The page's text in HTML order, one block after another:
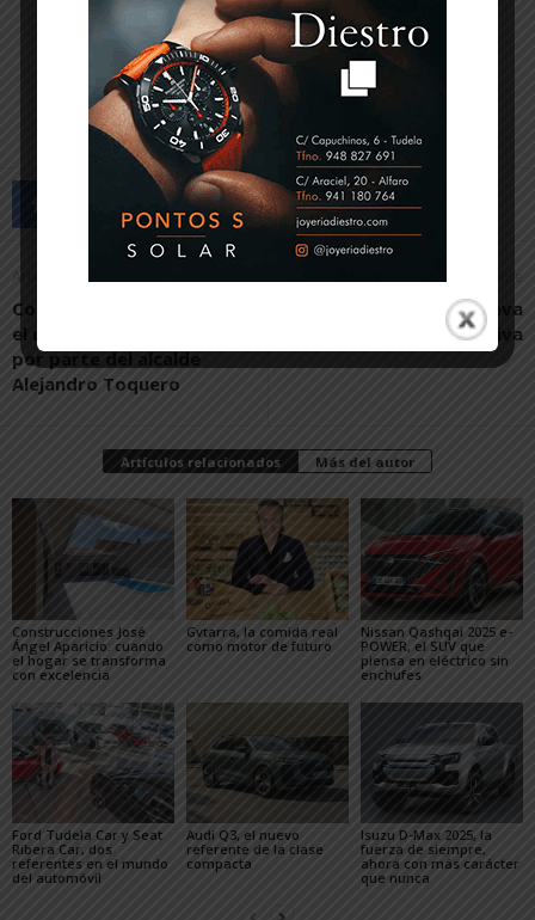
Artículo anterior
Contigo Tudela cuestiona
el uso de fondos públicos
por parte del alcalde
Alejandro Toquero
Artículo siguiente
Mañana arranca una nueva
temporada en Sendaviva
Artículos relacionados Más del autor
Construcciones José
Ángel Aparicio: cuando
el hogar se transforma
con excelencia
Gvtarra, la comida real
como motor de futuro
Nissan Qashqai 2025 e-
POWER, el SUV que
piensa en eléctrico sin
enchufes
Ford Tudela Car y Seat
Ribera Car, dos
referentes en el mundo
del automóvil
Audi Q3, el nuevo
referente de la clase
compacta
Isuzu D-Max 2025, la
fuerza de siempre,
ahora con más carácter
que nunca